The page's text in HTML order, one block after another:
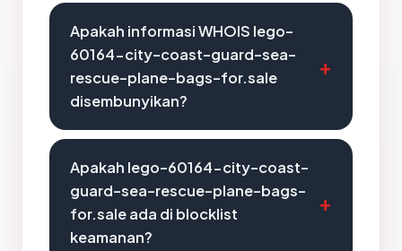
Apakah informasi WHOIS lego-
60164-city-coast-guard-sea-
rescue-plane-bags-for.sale
disembunyikan?
Apakah lego-60164-city-coast-
guard-sea-rescue-plane-bags-
for.sale ada di blocklist
keamanan?